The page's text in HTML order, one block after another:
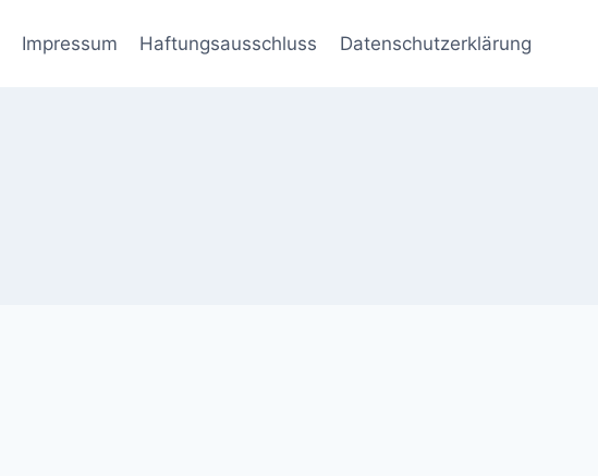
Impressum Haftungsausschluss Datenschutzerklärung